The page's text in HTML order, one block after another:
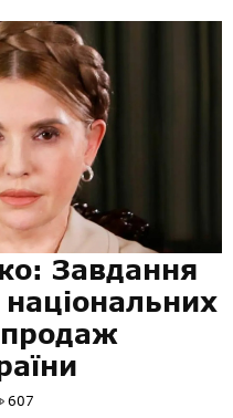
Завдання
продаж
607